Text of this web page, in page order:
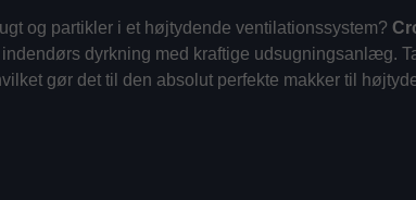
og partikler i et højtydende ventilationssystem?
dyrkning med kraftige udsugningsanlæg.
gør det til den absolut perfekte makker til